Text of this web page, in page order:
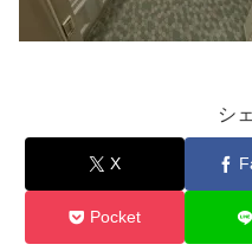
シ
X
Pocket